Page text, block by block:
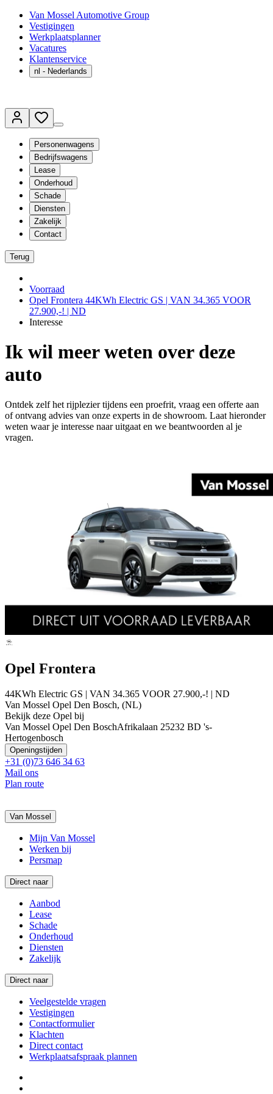
Van Mossel Automotive Group
Vestigingen
Werkplaatsplanner
Vacatures
Klantenservice
nl - Nederlands
Personenwagens
Bedrijfswagens
Lease
Onderhoud
Schade
Diensten
Zakelijk
Contact
Terug
Voorraad
Opel Frontera 44KWh Electric GS | VAN 34.365 VOOR
27.900,-! | ND
Interesse
Ik wil meer weten over deze
auto
Ontdek zelf het rijplezier tijdens een proefrit, vraag een offerte aan
of ontvang advies van onze experts in de showroom. Laat hieronder
weten waar je interesse naar uitgaat en we beantwoorden al je
vragen.
Opel Frontera
44KWh Electric GS | VAN 34.365 VOOR 27.900,-! | ND
Van Mossel Opel Den Bosch, (NL)
Bekijk deze Opel bij
Van Mossel Opel Den BoschAfrikalaan 25232 BD 's-
Hertogenbosch
Openingstijden
+31 (0)73 646 34 63
Mail ons
Plan route
Van Mossel
Mijn Van Mossel
Werken bij
Persmap
Direct naar
Aanbod
Lease
Schade
Onderhoud
Diensten
Zakelijk
Direct naar
Veelgestelde vragen
Vestigingen
Contactformulier
Klachten
Direct contact
Werkplaatsafspraak plannen